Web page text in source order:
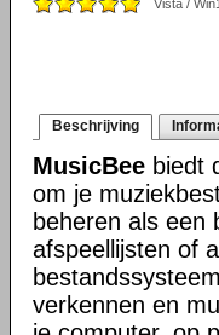
Vista /
Beschrijving
MusicBee biedt
om je
beheren als een
afspeellijsten of
verkennen en